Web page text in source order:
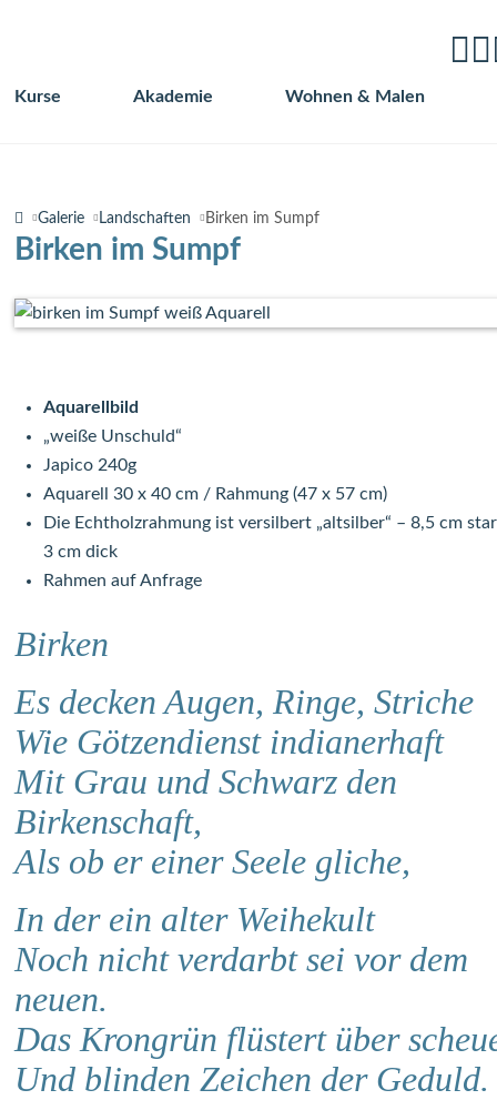
Navigation
Kurse Akademie Wohnen & Malen
Galerie Landschaften Birken im Sumpf
Birken im Sumpf
Aquarellbild
„weiße Unschuld“
Japico 240g
Aquarell 30 x 40 cm / Rahmung (47 x 57 cm)
Die Echtholzrahmung ist versilbert „altsilber“ – 8,5 cm
3 cm dick
Rahmen auf Anfrage
Birken
Es decken Augen, Ringe, Striche
Wie Götzendienst indianerhaft
Mit Grau und Schwarz den
Birkenschaft,
Als ob er einer Seele gliche,
In der ein alter Weihekult
Noch nicht verdarbt sei vor dem
neuen.
Das Krongrün flüstert über
Und blinden Zeichen der Geduld.